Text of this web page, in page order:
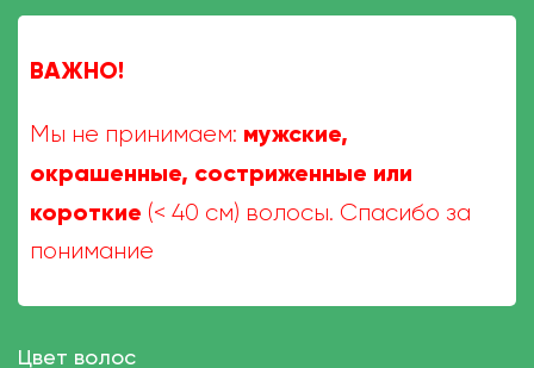
ВАЖНО!
Мы не принимаем: мужские,
окрашенные, состриженные или
короткие (< 40 см) волосы. Спасибо за
понимание
Цвет волос